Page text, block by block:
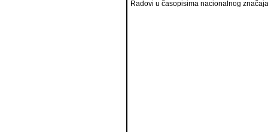
Radovi u časopisima nacionalnog